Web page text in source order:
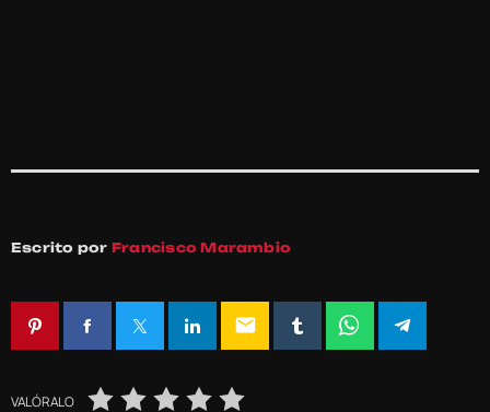
Escrito por Francisco Marambio
email
VALÓRALO